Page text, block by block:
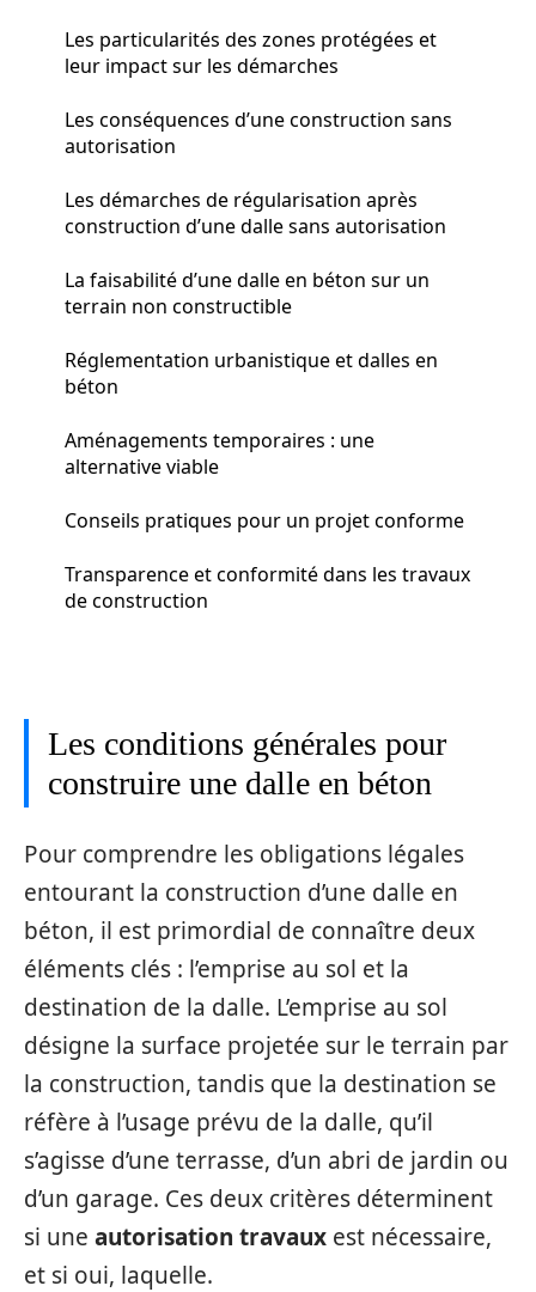
Les particularités des zones protégées et
leur impact sur les démarches
Les conséquences d’une construction sans
autorisation
Les démarches de régularisation après
construction d’une dalle sans autorisation
La faisabilité d’une dalle en béton sur un
terrain non constructible
Réglementation urbanistique et dalles en
béton
Aménagements temporaires : une
alternative viable
Conseils pratiques pour un projet conforme
Transparence et conformité dans les travaux
de construction
Les conditions générales pour
construire une dalle en béton
Pour comprendre les obligations légales
entourant la construction d’une dalle en
béton, il est primordial de connaître deux
éléments clés : l’emprise au sol et la
destination de la dalle. L’emprise au sol
désigne la surface projetée sur le terrain par
la construction, tandis que la destination se
réfère à l’usage prévu de la dalle, qu’il
s’agisse d’une terrasse, d’un abri de jardin ou
d’un garage. Ces deux critères déterminent
si une autorisation travaux est nécessaire,
et si oui, laquelle.